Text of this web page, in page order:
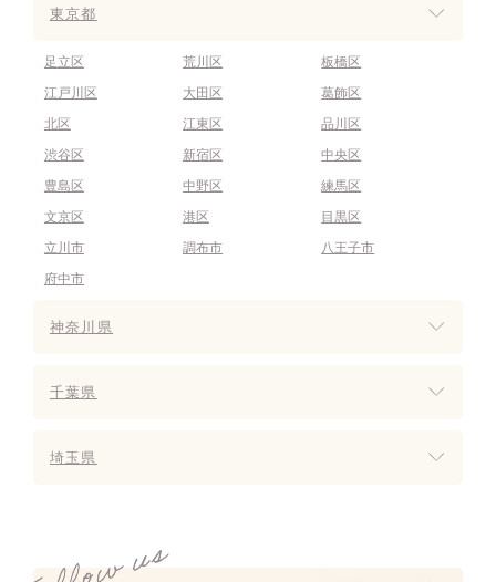
東京都
足立区 荒川区
板橋区
江戸川区
大田区
葛飾区
北区
江東区
品川区
渋谷区
新宿区
中央区
豊島区
中野区
練馬区
文京区
港区
目黒区
立川市
調布市
八王子市
府中市
神奈川県
千葉県
埼玉県